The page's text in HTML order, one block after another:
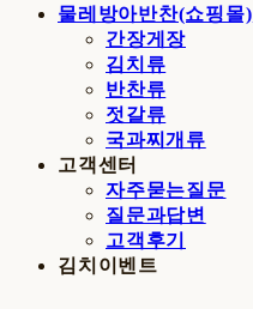
물레방아반찬(쇼핑몰)
간장게장
김치류
반찬류
젓갈류
국과찌개류
고객센터
자주묻는질문
질문과답변
고객후기
김치이벤트